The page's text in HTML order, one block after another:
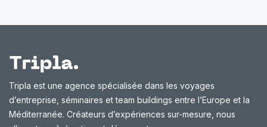
Tripla est une agence spécialisée dans les voyages
d’entreprise, séminaires et team buildings entre l’Europe et la
Méditerranée. Créateurs d’expériences sur-mesure, nous